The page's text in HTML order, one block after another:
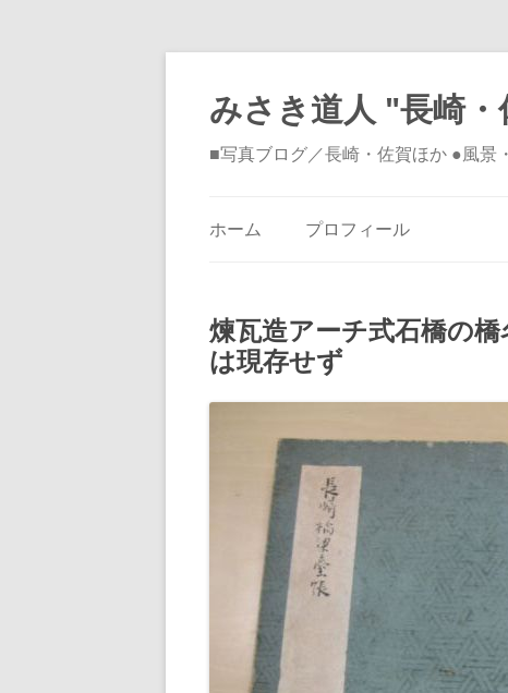
みさき道人 "長崎
■写真ブログ／長崎・佐賀ほか ●風景
ホーム プロフィール
煉瓦造アーチ式石橋の
は現存せず